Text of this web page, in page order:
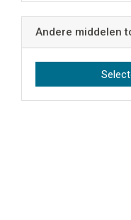
Andere middelen